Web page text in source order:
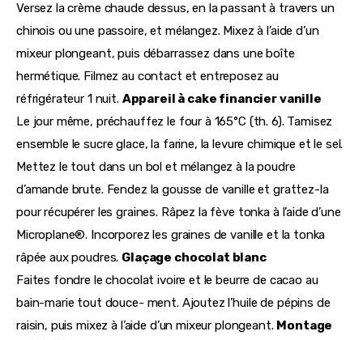
Versez la crème chaude dessus, en la passant à travers un
chinois ou une passoire, et mélangez. Mixez à l’aide d’un
mixeur plongeant, puis débarrassez dans une boîte
hermétique. Filmez au contact et entreposez au
réfrigérateur 1 nuit. Appareil à cake financier vanille
Le jour même, préchauffez le four à 165°C (th. 6). Tamisez
ensemble le sucre glace, la farine, la levure chimique et le sel.
Mettez le tout dans un bol et mélangez à la poudre
d’amande brute. Fendez la gousse de vanille et grattez-la
pour récupérer les graines. Râpez la fève tonka à l’aide d’une
Microplane®. Incorporez les graines de vanille et la tonka
râpée aux poudres. Glaçage chocolat blanc
Faites fondre le chocolat ivoire et le beurre de cacao au
bain-marie tout douce- ment. Ajoutez l’huile de pépins de
raisin, puis mixez à l’aide d’un mixeur plongeant. Montage